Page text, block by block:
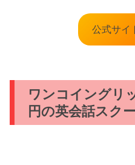
公式サイ
ワンコイングリ
円の英会話スク